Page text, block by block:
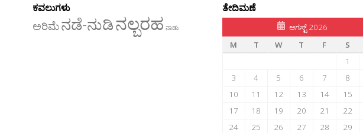
ಕವಲುಗಳು
ಅರಿಮೆನಡೆ-ನುಡಿನಲ್ಬರಹ ನಾಡು
ತೇದಿಮಣೆ
ಆಗಸ್ಟ್ 2026
M
T W T F S
1
3
4 5 6 7 8
10
11 12 13 14 15
17
18 19 20 21 22
24
25 26 27 28 29